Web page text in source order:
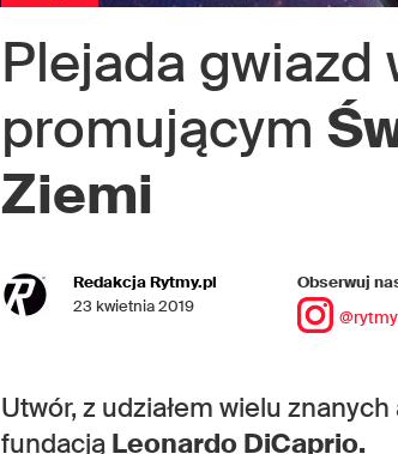
Plejada gwiazd
promującym
Ziemi
Redakcja Rytmy.pl
23 kwietnia 2019
Obserwuj
Utwór, z udziałem wielu
fundacją Leonardo DiCaprio.